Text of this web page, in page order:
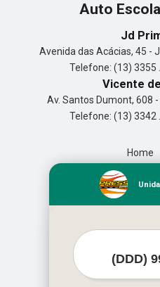
Auto
Jd
Avenida das Acácias, 45 -
Telefone: (13) 3355
Vicente
Av. Santos Dumont, 608
Telefone: (13) 3342
Home
Missão
Mapa